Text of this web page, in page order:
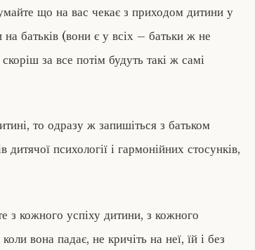
що на вас чекає з приходом дитини у
на батьків (вони є у всіх – батьки ж не
за все потім будуть такі ж самі
то одразу ж запишіться з батьком
психології і гармонійних стосунків,
з кожного успіху дитини, з кожного
вона падає, не кричіть на неї, їй і без